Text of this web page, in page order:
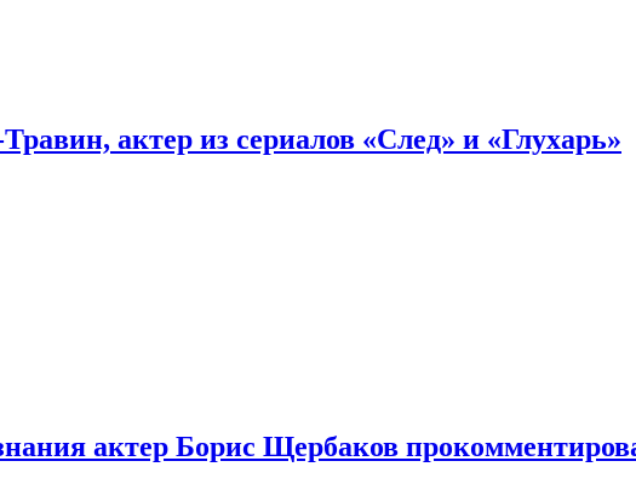
актер из сериалов «След» и «Глухарь»
актер Борис Щербаков